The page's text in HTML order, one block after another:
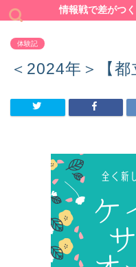
情報戦で差がつ
体験記
＜2024年＞【